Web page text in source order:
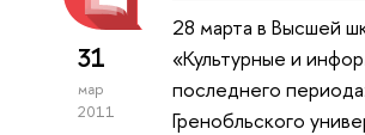
31
мар
2011
28 марта в Высшей
«Культурные и
последнего
Гренобльского